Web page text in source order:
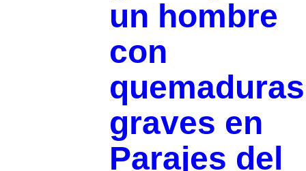
un hombre
con
quemaduras
graves en
Parajes del